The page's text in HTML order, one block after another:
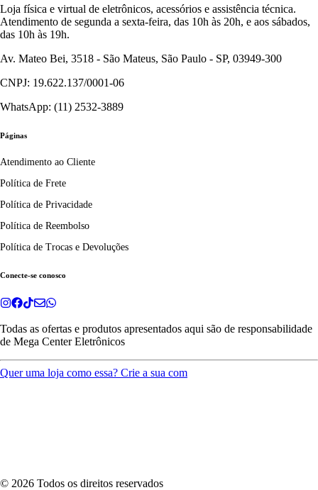
Loja física e virtual de eletrônicos, acessórios e assistência técnica.
Atendimento de segunda a sexta-feira, das 10h às 20h, e aos sábados,
das 10h às 19h.
Av. Mateo Bei, 3518 - São Mateus, São Paulo - SP, 03949-300
CNPJ: 19.622.137/0001-06
WhatsApp: (11) 2532-3889
Páginas
Atendimento ao Cliente
Política de Frete
Política de Privacidade
Política de Reembolso
Política de Trocas e Devoluções
Conecte-se conosco
Todas as ofertas e produtos apresentados aqui são de responsabilidade
de Mega Center Eletrônicos
Quer uma loja como essa? Crie a sua com
© 2026 Todos os direitos reservados